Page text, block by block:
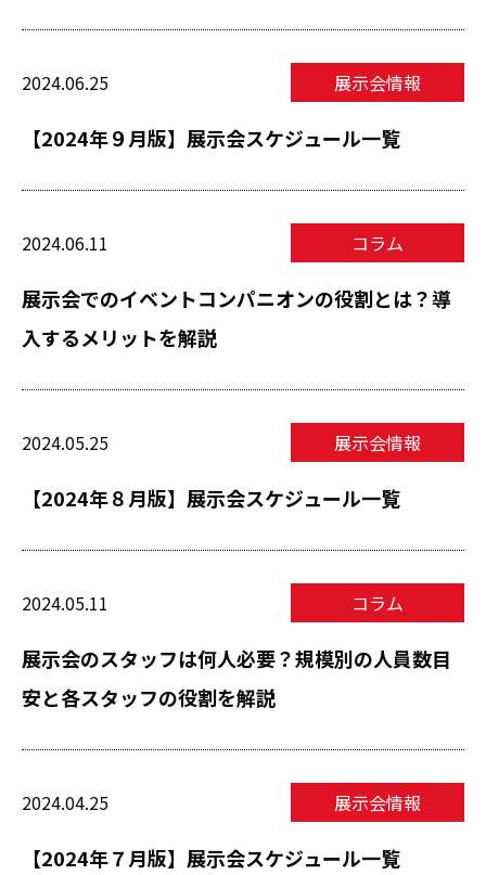
2024.06.25 展示会情報
【2024年９月版】展示会スケジュール一覧
2024.06.11 コラム
展示会でのイベントコンパニオンの役割とは？導
入するメリットを解説
2024.05.25 展示会情報
【2024年８月版】展示会スケジュール一覧
2024.05.11 コラム
展示会のスタッフは何人必要？規模別の人員数目
安と各スタッフの役割を解説
2024.04.25 展示会情報
【2024年７月版】展示会スケジュール一覧